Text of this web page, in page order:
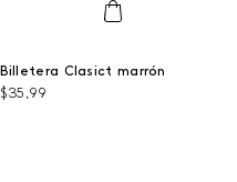
Talla Única
AGREGAR AL CARRITO
Billetera Clasict marrón
$35 ,99